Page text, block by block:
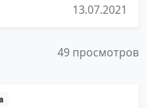
13.07.2021
49 просмотров